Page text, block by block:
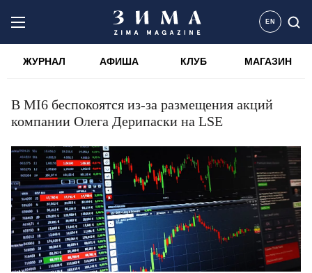
EN
ЖУРНАЛ АФИША КЛУБ МАГАЗИН
В MI6 беспокоятся из-за размещения акций
компании Олега Дерипаски на LSE